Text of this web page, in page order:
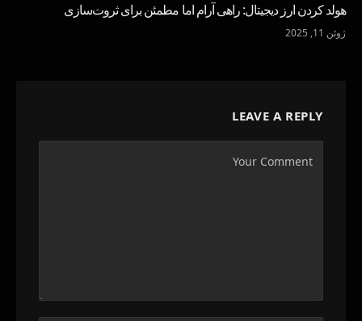
هولد کردن ارز دیجیتال: راهی آرام اما مطمئن برای ثروت‌سازی
ژوئن 11, 2025
LEAVE A REPLY